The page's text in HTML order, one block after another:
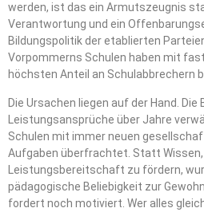
werden, ist das ein Armutszeugnis
Verantwortung und ein
Bildungspolitik der etablierten
Vorpommerns Schulen haben mit
höchsten Anteil an Schulabbrechern
Die Ursachen liegen auf der Hand.
Leistungsansprüche über Jahre
Schulen mit immer neuen
Aufgaben überfrachtet. Statt Wissen,
Leistungsbereitschaft zu fördern,
pädagogische Beliebigkeit zur
fordert noch motiviert. Wer alles